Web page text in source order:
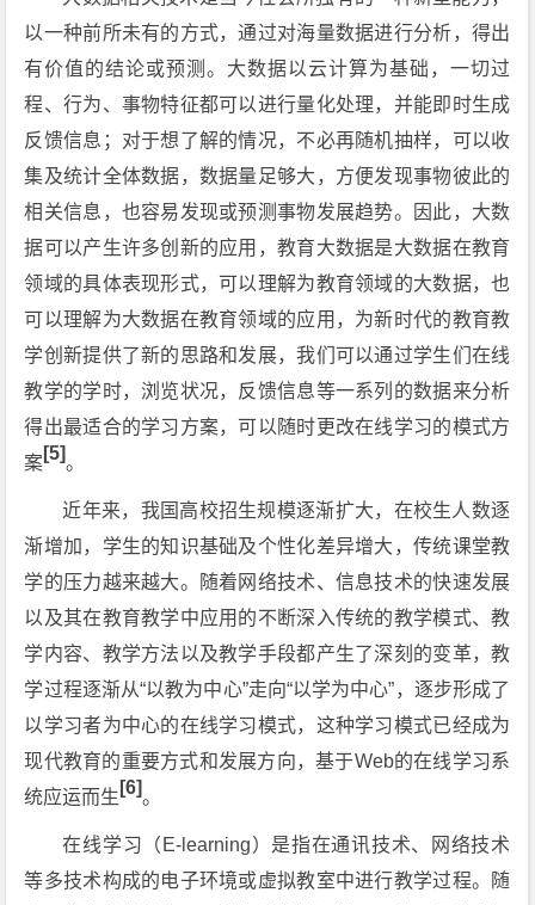
以一种前所未有的方式，通过对海量数据进行分析，得出
有价值的结论或预测。大数据以云计算为基础，一切过
程、行为、事物特征都可以进行量化处理，并能即时生成
反馈信息；对于想了解的情况，不必再随机抽样，可以收
集及统计全体数据，数据量足够大，方便发现事物彼此的
相关信息，也容易发现或预测事物发展趋势。因此，大数
据可以产生许多创新的应用，教育大数据是大数据在教育
领域的具体表现形式，可以理解为教育领域的大数据，也
可以理解为大数据在教育领域的应用，为新时代的教育教
学创新提供了新的思路和发展，我们可以通过学生们在线
教学的学时，浏览状况，反馈信息等一系列的数据来分析
得出最适合的学习方案，可以随时更改在线学习的模式方
案[5]。
近年来，我国高校招生规模逐渐扩大，在校生人数逐
渐增加，学生的知识基础及个性化差异增大，传统课堂教
学的压力越来越大。随着网络技术、信息技术的快速发展
以及其在教育教学中应用的不断深入传统的教学模式、教
学内容、教学方法以及教学手段都产生了深刻的变革，教
学过程逐渐从“以教为中心”走向“以学为中心”，逐步形成了
以学习者为中心的在线学习模式，这种学习模式已经成为
现代教育的重要方式和发展方向，基于Web的在线学习系
统应运而生 [6]。
在线学习（E-learning）是指在通讯技术、网络技术
等多技术构成的电子环境或虚拟教室中进行教学过程。随